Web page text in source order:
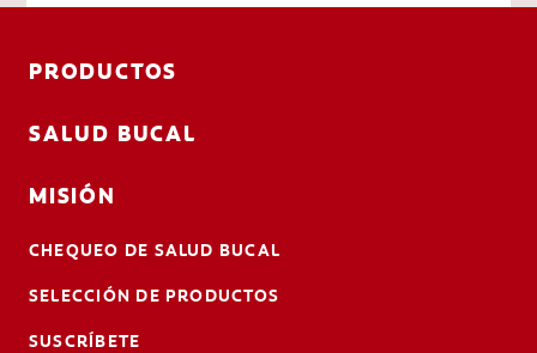
PRODUCTOS
SALUD BUCAL
MISIÓN
CHEQUEO DE SALUD BUCAL
SELECCIÓN DE PRODUCTOS
SUSCRÍBETE